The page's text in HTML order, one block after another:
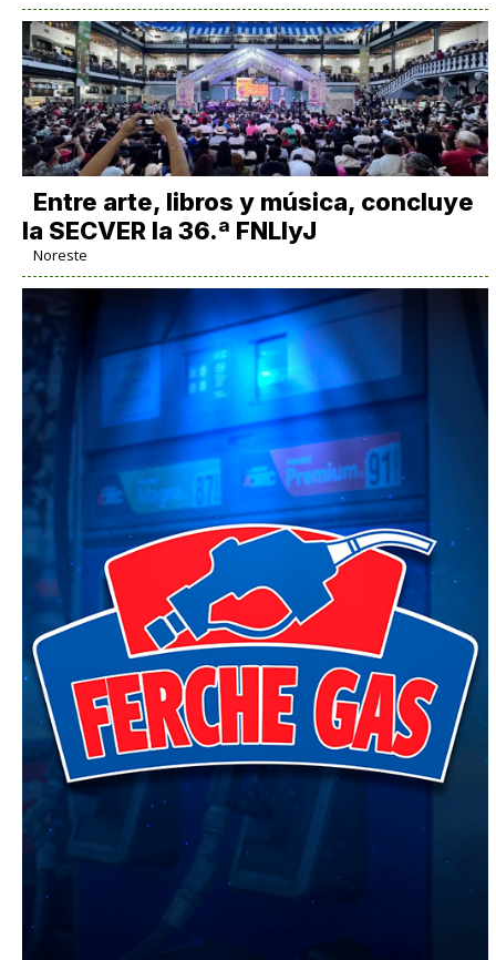
Entre arte, libros y música, concluye
la SECVER la 36.ª FNLIyJ
Noreste